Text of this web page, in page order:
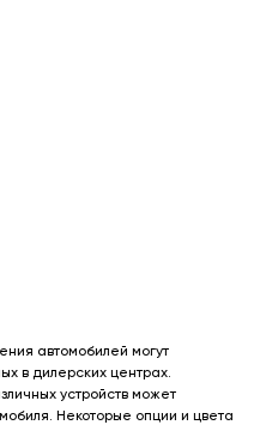
автомобилей могут
в дилерских центрах.
устройств может
Некоторые опции и цвета